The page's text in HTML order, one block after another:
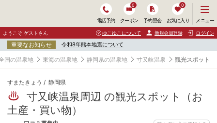
電話予約 クーポン
0
予約照会 お気に入り
0
ニ
ュ
ー
開
く
メニュー
ようこそ ゲストさん ゆこゆこについて 新規会員登録 ログイン
重要なお知らせ 令和8年熊本地震について
国の温泉地 東海の温泉地 静岡県の温泉地 寸又峡温泉 観光スポット
すまたきょう 静岡県
寸又峡温泉周辺 の観光スポット（お
土産・買い物）